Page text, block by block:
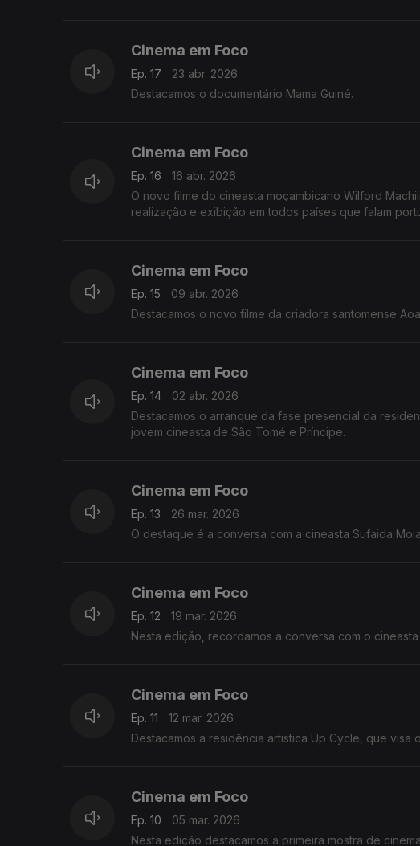
Cinema em Foco
Ep. 17
23 abr. 2026
Destacamos o documentário Mama Guiné.
Cinema em Foco
Ep. 16
16 abr. 2026
O novo filme do cineasta moçambicano Wilford
realização e exibição em todos países que falam
Cinema em Foco
Ep. 15
09 abr. 2026
Destacamos o novo filme da criadora santomense
Cinema em Foco
Ep. 14
02 abr. 2026
Destacamos o arranque da fase presencial da
jovem cineasta de São Tomé e Príncipe.
Cinema em Foco
Ep. 13
26 mar. 2026
O destaque é a conversa com a cineasta Sufaida
Cinema em Foco
Ep. 12
19 mar. 2026
Nesta edição, recordamos a conversa com o
Cinema em Foco
Ep. 11
12 mar. 2026
Cinema em Foco
Ep. 10
05 mar. 2026
Nesta edição destacamos a primeira mostra de